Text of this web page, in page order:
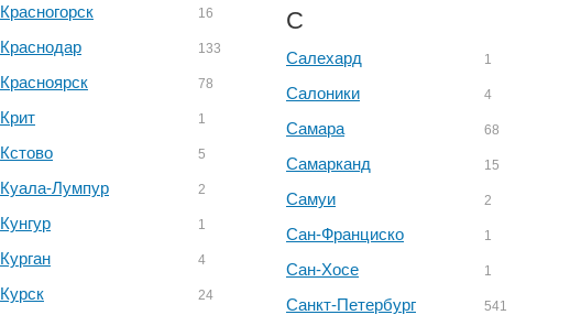
Красногорск 16
Краснодар 133
Красноярск 78
Крит 1
Кстово 5
Куала-Лумпур 2
Кунгур 1
Курган 4
Курск 24
С
Салехард 1
Салоники 4
Самара 68
Самарканд 15
Самуи 2
Сан-Франциско 1
Сан-Хосе 1
Санкт-Петербург 541